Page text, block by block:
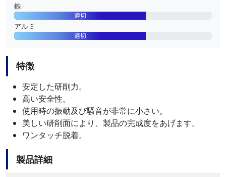
鉄
適切
アルミ
適切
特徴
安定した研削力。
高い安全性。
使用時の振動及び騒音が非常に小さい。
美しい研削面により、製品の完成度をあげます。
ワンタッチ脱着。
製品詳細